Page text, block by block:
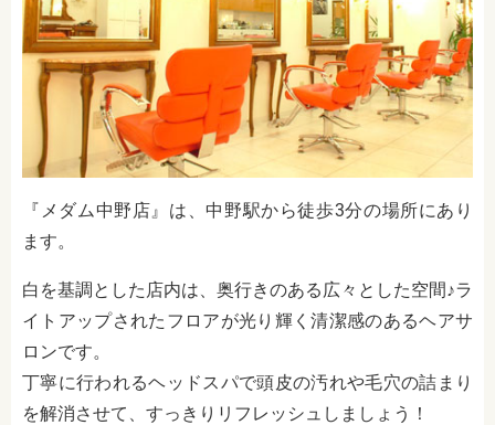
『メダム中野店』は、中野駅から徒歩3分の場所にあり
ます。
白を基調とした店内は、奥行きのある広々とした空間♪ラ
イトアップされたフロアが光り輝く清潔感のあるヘアサ
ロンです。
丁寧に行われるヘッドスパで頭皮の汚れや毛穴の詰まり
を解消させて、すっきりリフレッシュしましょう！